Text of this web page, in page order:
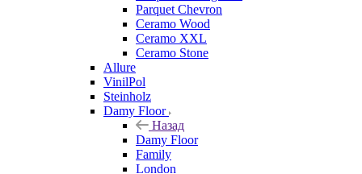
Parquet Chevron
Ceramo Wood
Ceramo XXL
Ceramo Stone
Allure
VinilPol
Steinholz
Damy Floor
Назад
Damy Floor
Family
London